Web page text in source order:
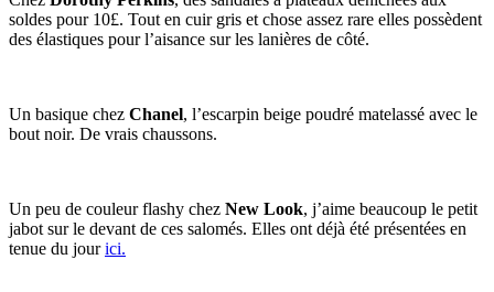
soldes pour 10£. Tout en cuir gris et chose assez rare elles possèdent
des élastiques pour l’aisance sur les lanières de côté.
Un basique chez Chanel, l’escarpin beige poudré matelassé avec le
bout noir. De vrais chaussons.
Un peu de couleur flashy chez New Look, j’aime beaucoup le petit
jabot sur le devant de ces salomés. Elles ont déjà été présentées en
tenue du jourici.